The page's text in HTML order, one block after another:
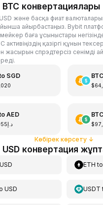
конвертациялары
және басқа фиат
айырбастаңыз. Bybit
мейкер баға ұсыныстары
активіңіздің қазіргі құнын
жасырын спрэдтерсіз сенімді
SGD BTC
AED
د.إ237,955
BTC
Көбірек көрсету↓
конвертация
USD ETH
USD USDT